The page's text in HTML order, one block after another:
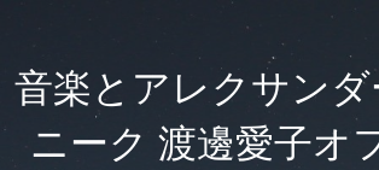
音楽とアレクサンダ
ニーク 渡邊愛子オ